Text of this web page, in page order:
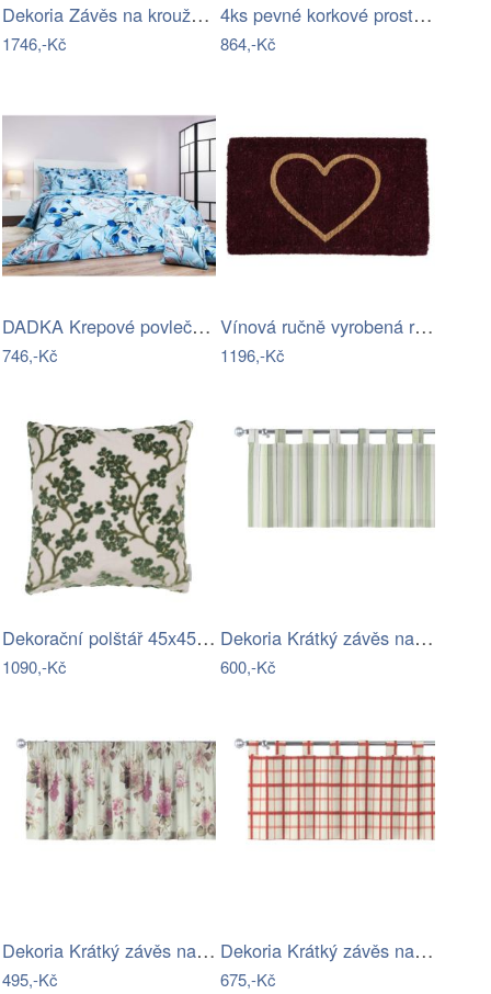
Dekoria Závěs na kroužcích, růžovo-šedá…
1746,-Kč
4ks pevné korkové prostírání s modrými…
864,-Kč
DADKA Krepové povlečení Milaya modré…
746,-Kč
Vínová ručně vyrobená rohožka z…
1196,-Kč
Dekorační polštář 45x45 cm April -…
1090,-Kč
Dekoria Krátký závěs na poutkách,…
600,-Kč
Dekoria Krátký závěs na řasící pásce,…
495,-Kč
Dekoria Krátký závěs na poutkách, režný…
675,-Kč